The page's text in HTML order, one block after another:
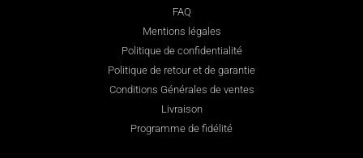
FAQ
Mentions légales
Politique de confidentialité
Politique de retour et de garantie
Conditions Générales de ventes
Livraison
Programme de fidélité